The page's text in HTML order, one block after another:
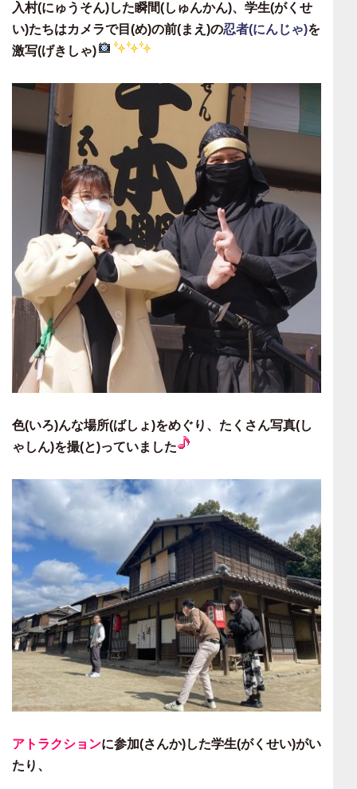
入村(にゅうそん)した瞬間(しゅんかん)、学生(がくせ
い)たちはカメラで目(め)の前(まえ)の忍者(にんじゃ)を
激写(げきしゃ)
色(いろ)んな場所(ばしょ)をめぐり、たくさん写真(し
ゃしん)を撮(と)っていました
アトラクションに参加(さんか)した学生(がくせい)がい
たり、